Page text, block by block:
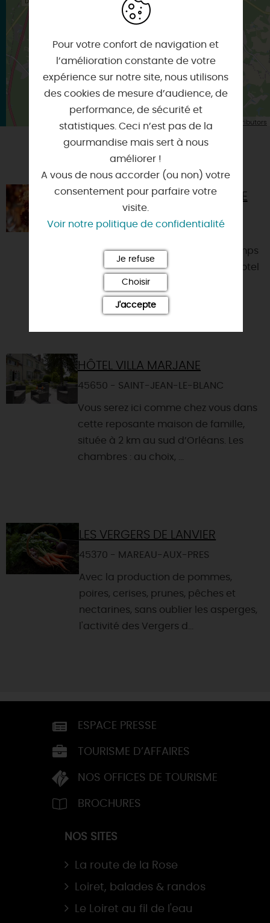
Itinéraire vers
ARDON
Leaflet | Map data © OpenStreetMap contributors
VOUS AIMEREZ AUSSI
LES ATELIERS DE LA DEMEURE DE
CAMPAGNE
45071 - ORLEANS
Offrez-vous un moment hors du temps
à la Demeure de Campagne – Novotel
Orléans. Dans une ambiance
chaleureuse au cœur de la natu...
HÔTEL VILLA MARJANE
45650 - SAINT-JEAN-LE-BLANC
Vous serez ici comme chez vous dans
cette reposante maison de famille,
située à 2 km au sud d’Orléans. Les
chambres : au choix, ...
LES VERGERS DE LANVIER
45370 - MAREAU-AUX-PRES
Avec la production de pommes,
poires, cerises, prunes, pêches et
nectarines, sans oublier les asperges,
l'activité des Vergers d...
ESPACE PRESSE
TOURISME D’AFFAIRES
NOS OFFICES DE TOURISME
BROCHURES
NOS SITES
La route de la Rose
Loiret, balades & randos
Le Loiret au fil de l'eau
Pour votre confort de navigation et
l’amélioration constante de votre
expérience sur notre site, nous utilisons
des cookies de mesure d’audience, de
performance, de sécurité et
statistiques. Ceci n’est pas de la
gourmandise mais sert à nous
améliorer !
A vous de nous accorder (ou non) votre
consentement pour parfaire votre
visite.
Voir notre politique de confidentialité
Je refuse
Choisir
J'accepte